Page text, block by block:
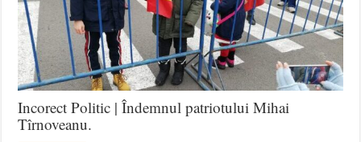
Incorect Politic | Îndemnul patriotului Mihai
Tîrnoveanu.